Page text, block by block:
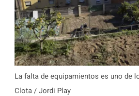
La falta de equipamientos es uno de
Clota / Jordi Play